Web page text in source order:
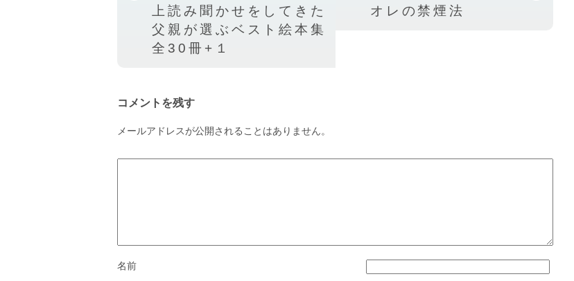
上読み聞かせをしてきた
父親が選ぶベスト絵本集
全30冊+１
オレの禁煙法
コメントを残す
メールアドレスが公開されることはありません。
名前